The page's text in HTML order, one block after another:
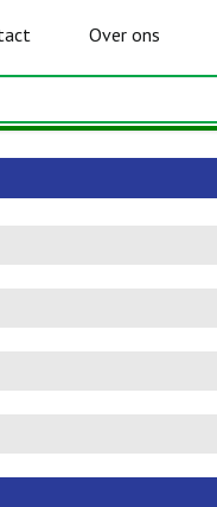
Over ons